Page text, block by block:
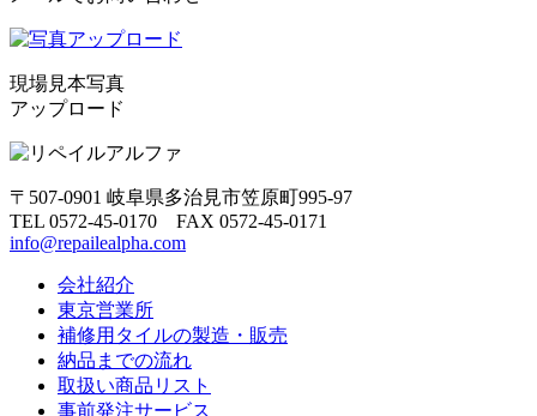
現場見本写真
アップロード
〒507-0901 岐阜県多治見市笠原町995-97
TEL 0572-45-0170 FAX 0572-45-0171
info@repailealpha.com
会社紹介
東京営業所
補修用タイルの製造・販売
納品までの流れ
取扱い商品リスト
事前発注サービス